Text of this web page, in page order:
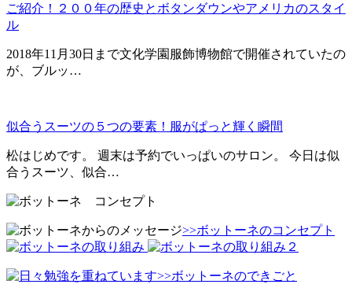
ご紹介！２００年の歴史とボタンダウンやアメリカのスタイ
ル
2018年11月30日まで文化学園服飾博物館で開催されていたの
が、ブルッ…
似合うスーツの５つの要素！服がぱっと輝く瞬間
松はじめです。 週末は予約でいっぱいのサロン。 今日は似
合うスーツ、似合…
>>ボットーネのコンセプト
>>ボットーネのできごと